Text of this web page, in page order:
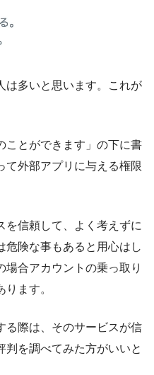
は多いと思います。これが
ことができます」の下に書
て外部アプリに与える権限
を信頼して、よく考えずに
危険な事もあると用心はし
場合アカウントの乗っ取り
ます。
る際は、そのサービスが信
判を調べてみた方がいいと